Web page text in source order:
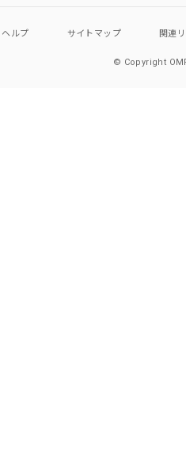
ヘルプ サイトマップ 関連
© Copyright